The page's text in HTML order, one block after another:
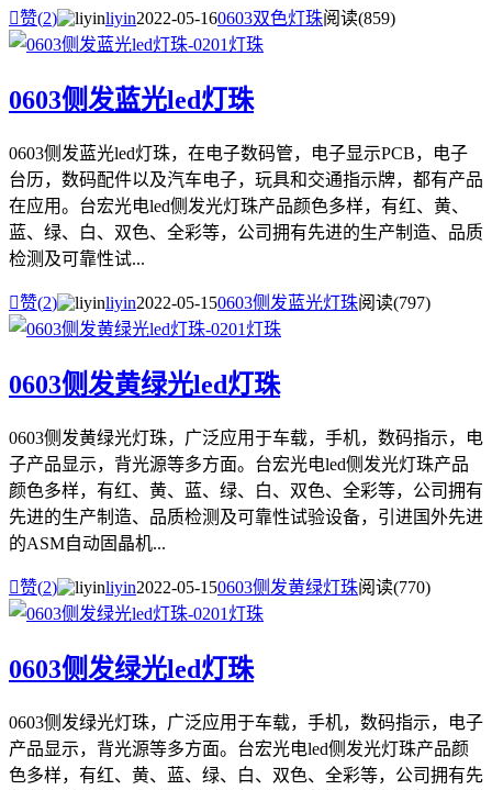
赞(2) liyin2022-05-160603双色灯珠阅读(859)
0603侧发蓝光led灯珠
0603侧发蓝光led灯珠，在电子数码管，电子显示PCB，电子
台历，数码配件以及汽车电子，玩具和交通指示牌，都有产品
在应用。台宏光电led侧发光灯珠产品颜色多样，有红、黄、
蓝、绿、白、双色、全彩等，公司拥有先进的生产制造、品质
检测及可靠性试...
赞(2) liyin2022-05-150603侧发蓝光灯珠阅读(797)
0603侧发黄绿光led灯珠
0603侧发黄绿光灯珠，广泛应用于车载，手机，数码指示，电
子产品显示，背光源等多方面。台宏光电led侧发光灯珠产品
颜色多样，有红、黄、蓝、绿、白、双色、全彩等，公司拥有
先进的生产制造、品质检测及可靠性试验设备，引进国外先进
的ASM自动固晶机...
赞(2) liyin2022-05-150603侧发黄绿灯珠阅读(770)
0603侧发绿光led灯珠
0603侧发绿光灯珠，广泛应用于车载，手机，数码指示，电子
产品显示，背光源等多方面。台宏光电led侧发光灯珠产品颜
色多样，有红、黄、蓝、绿、白、双色、全彩等，公司拥有先